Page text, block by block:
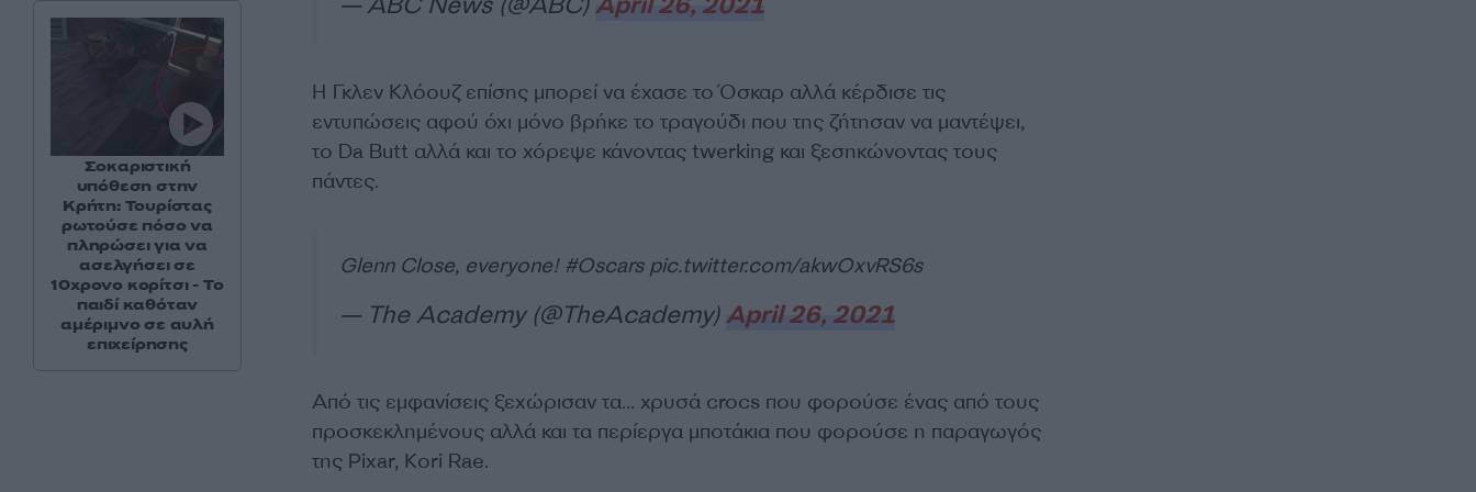
Η Γκλεν Κλόουζ επίσης μπορεί να έχασε το Όσκαρ αλλά κέρδισε τις
εντυπώσεις αφού όχι μόνο βρήκε το τραγούδι που της ζήτησαν να μαντέψει,
το Da Butt αλλά και το χόρεψε κάνοντας twerking και ξεσηκώνοντας τους
πάντες.
Glenn Close, everyone! #Oscars pic.twitter.com/akwOxvRS6s
— The Academy (@TheAcademy)April 26, 2021
Από τις εμφανίσεις ξεχώρισαν τα… χρυσά crocs που φορούσε ένας από τους
προσκεκλημένους αλλά και τα περίεργα μποτάκια που φορούσε η παραγωγός
της Pixar, Kori Rae.
Σοκαριστική
υπόθεση στην
Κρήτη: Τουρίστας
ρωτούσε πόσο να
πληρώσει για να
ασελγήσει σε
10χρονο κορίτσι - Το
παιδί καθόταν
αμέριμνο σε αυλή
επιχείρησης